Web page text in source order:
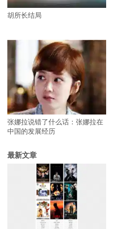
胡所长结局
张娜拉说错了什么话：张娜拉在
中国的发展经历
最新文章